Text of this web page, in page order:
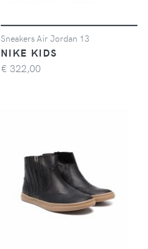
Sneakers Air Jordan 13
NIKE KIDS
€ 322,00